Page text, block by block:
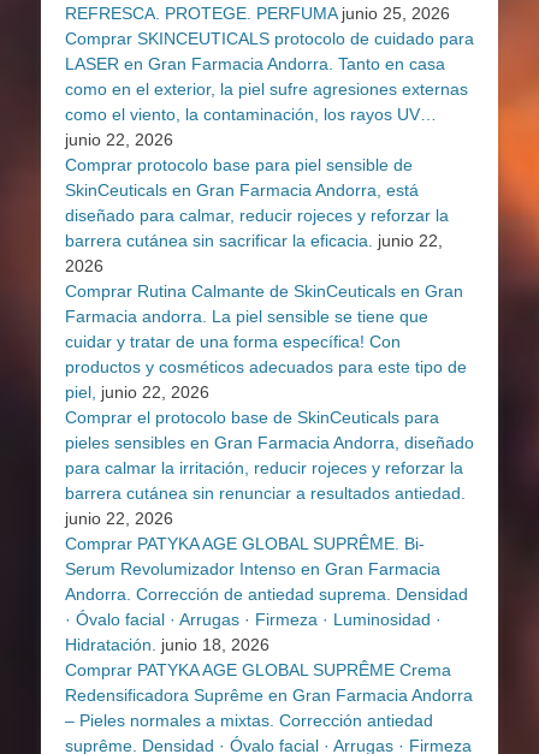
REFRESCA. PROTEGE. PERFUMA junio 25, 2026
Comprar SKINCEUTICALS protocolo de cuidado para
LASER en Gran Farmacia Andorra. Tanto en casa
como en el exterior, la piel sufre agresiones externas
como el viento, la contaminación, los rayos UV…
junio 22, 2026
Comprar protocolo base para piel sensible de
SkinCeuticals en Gran Farmacia Andorra, está
diseñado para calmar, reducir rojeces y reforzar la
barrera cutánea sin sacrificar la eficacia.
junio 22,
2026
Comprar Rutina Calmante de SkinCeuticals en Gran
Farmacia andorra. La piel sensible se tiene que
cuidar y tratar de una forma específica! Con
productos y cosméticos adecuados para este tipo de
piel, junio 22, 2026
Comprar el protocolo base de SkinCeuticals para
pieles sensibles en Gran Farmacia Andorra, diseñado
para calmar la irritación, reducir rojeces y reforzar la
barrera cutánea sin renunciar a resultados antiedad.
junio 22, 2026
Comprar PATYKA AGE GLOBAL SUPRÊME. Bi-
Serum Revolumizador Intenso en Gran Farmacia
Andorra. Corrección de antiedad suprema. Densidad
· Óvalo facial · Arrugas · Firmeza · Luminosidad ·
Hidratación.
junio 18, 2026
Comprar PATYKA AGE GLOBAL SUPRÊME Crema
Redensificadora Suprême en Gran Farmacia Andorra
– Pieles normales a mixtas. Corrección antiedad
suprême. Densidad · Óvalo facial · Arrugas · Firmeza